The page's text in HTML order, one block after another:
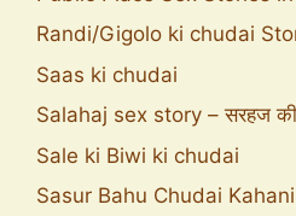
Randi/Gigolo ki chudai
Saas ki chudai
Salahaj sex story – सरहज की
Sale ki Biwi ki chudai
Sasur Bahu Chudai Kahani